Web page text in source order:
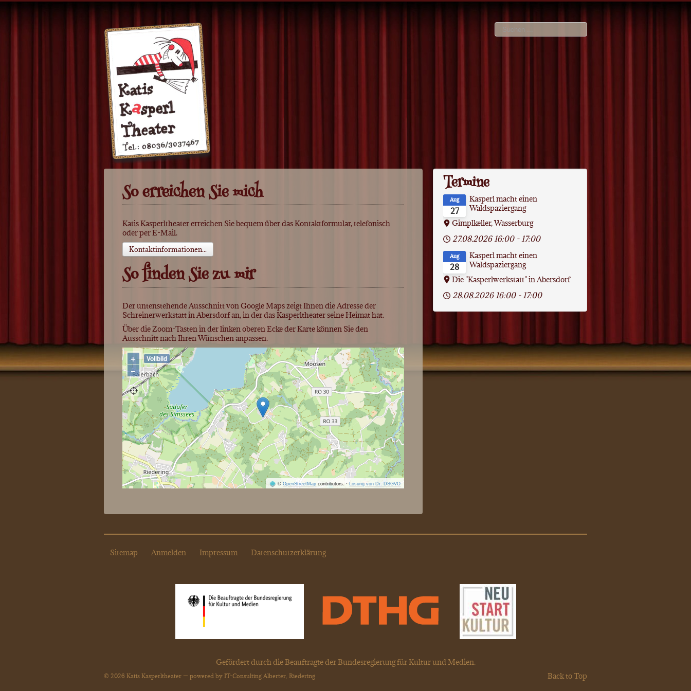
Suchen
...
So erreichen Sie mich
Katis Kasperltheater erreichen Sie bequem über das Kontaktformular, telefonisch
oder per E-Mail.
Kontaktinformationen...
So finden Sie zu mir
Der untenstehende Ausschnitt von Google Maps zeigt Ihnen die Adresse der
Schreinerwerkstatt in Abersdorf an, in der das Kasperltheater seine Heimat hat.
Über die Zoom-Tasten in der linken oberen Ecke der Karte können Sie den
Ausschnitt nach Ihren Wünschen anpassen.
+
−
©OpenStreetMap contributors. · Lösung von Dr. DSGVO
Vollbild
Termine
27
Aug
Kasperl macht einen
Waldspaziergang
Gimplkeller, Wasserburg
27.08.2026 16:00 - 17:00
28
Aug
Kasperl macht einen
Waldspaziergang
Die "Kasperlwerkstatt" in Abersdorf
28.08.2026 16:00 - 17:00
Sitemap Anmelden Impressum Datenschutzerklärung
Gefördert durch die Beauftragte der Bundesregierung für Kultur und Medien.
Back to Top
© 2026 Katis Kasperltheater — powered by IT-Consulting Alberter, Riedering